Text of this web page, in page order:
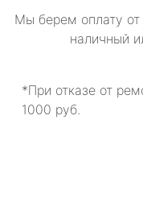
Мы берем оплату
наличный
*При отказе от
1000 руб.